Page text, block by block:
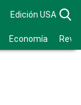
Edición USA
Economía